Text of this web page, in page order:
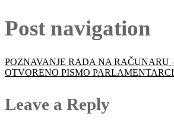
Post navigation
POZNAVANJE RADA NA RAČUNARU
OTVORENO PISMO
Leave a Reply